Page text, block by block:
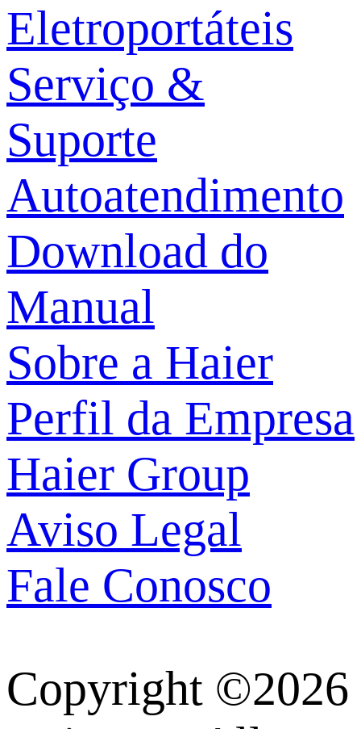
Eletroportáteis
Serviço &
Suporte
Autoatendimento
Download do
Manual
Sobre a Haier
Perfil da Empresa
Haier Group
Aviso Legal
Fale Conosco
Copyright ©2026